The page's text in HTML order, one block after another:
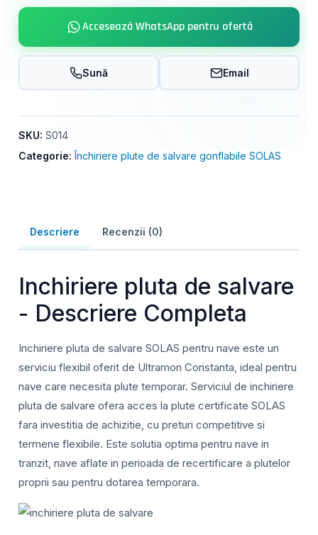
Accesează WhatsApp pentru ofertă
Sună Email
SKU: S014
Categorie: Închiriere plute de salvare gonflabile SOLAS
Descriere Recenzii (0)
Inchiriere pluta de salvare
- Descriere Completa
Inchiriere pluta de salvare SOLAS pentru nave este un
serviciu flexibil oferit de Ultramon Constanta, ideal pentru
nave care necesita plute temporar. Serviciul de inchiriere
pluta de salvare ofera acces la plute certificate SOLAS
fara investitia de achizitie, cu preturi competitive si
termene flexibile. Este solutia optima pentru nave in
tranzit, nave aflate in perioada de recertificare a plutelor
proprii sau pentru dotarea temporara.